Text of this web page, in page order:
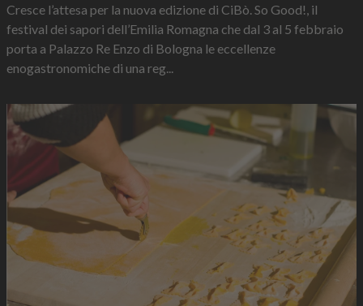
Cresce l’attesa per la nuova edizione di CiBò. So Good!, il
festival dei sapori dell’Emilia Romagna che dal 3 al 5 febbraio
porta a Palazzo Re Enzo di Bologna le eccellenze
enogastronomiche di una reg...